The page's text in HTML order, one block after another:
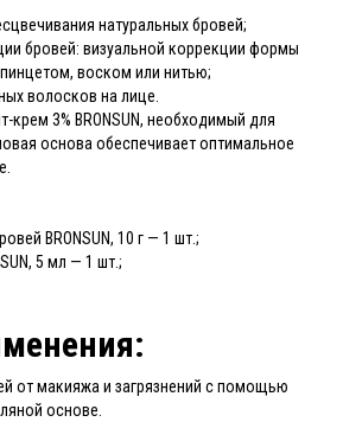
натуральных бровей;
бровей: визуальной коррекции формы
воском или нитью;
волосков на лице.
крем 3% BRONSUN, необходимый для
основа обеспечивает оптимальное
BRONSUN, 10 г — 1 шт.;
5 мл — 1 шт.;
от макияжа и загрязнений с помощью
основе.